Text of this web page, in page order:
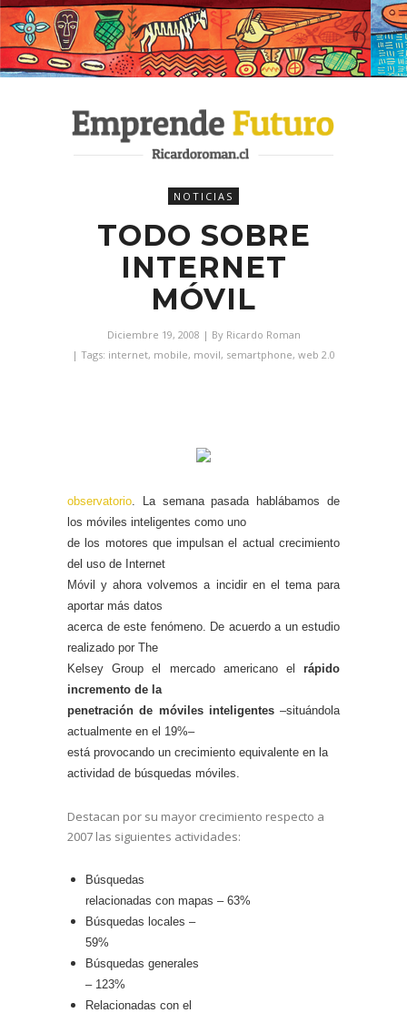
NOTICIAS
TODO SOBRE
INTERNET
MÓVIL
Diciembre 19, 2008 | By Ricardo Roman
| Tags: internet, mobile, movil, semartphone, web 2.0
observatorio . La semana pasada hablábamos de
los móviles inteligentes como uno
de los motores que impulsan el actual crecimiento
del uso de Internet
Móvil
y ahora volvemos a incidir en el tema para
aportar más datos
acerca de este fenómeno. De acuerdo a un estudio
realizado por The
Kelsey Group el mercado americano elrápido
incremento de la
penetración de móviles inteligentes–situándola
actualmente en el 19%–
está provocando un crecimiento equivalente en la
actividad de búsquedas móviles
Destacan por su mayor crecimiento respecto a
2007 las siguientes actividades:
Búsquedas
relacionadas con mapas – 63%
Búsquedas locales –
59%
Búsquedas generales
– 123%
Relacionadas con el